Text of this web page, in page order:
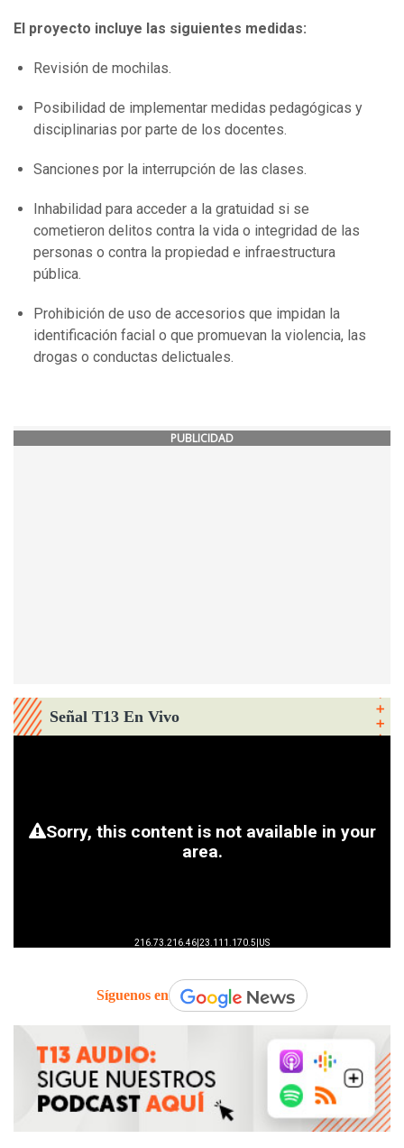
El proyecto incluye las siguientes medidas:
Revisión de mochilas.
Posibilidad de implementar medidas pedagógicas y
disciplinarias por parte de los docentes.
Sanciones por la interrupción de las clases.
Inhabilidad para acceder a la gratuidad si se
cometieron delitos contra la vida o integridad de las
personas o contra la propiedad e infraestructura
pública.
Prohibición de uso de accesorios que impidan la
identificación facial o que promuevan la violencia, las
drogas o conductas delictuales.
PUBLICIDAD
Señal T13 En Vivo
Síguenos en